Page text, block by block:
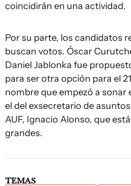
coincidirán en una actividad.
Por su parte, los candidatos
buscan votos. Óscar
Daniel Jablonka fue
para ser otra opción para el
nombre que empezó a sonar
el del exsecretario de
AUF, Ignacio Alonso, que
grandes.
TEMAS